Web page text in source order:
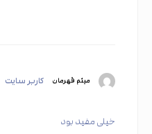
میثم قهرمان کاربر سایت
خیلی مفید بود